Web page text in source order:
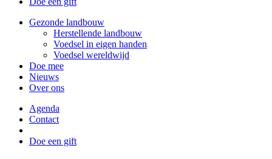
Gezonde landbouw
Herstellende landbouw
Voedsel in eigen handen
Voedsel wereldwijd
Doe mee
Nieuws
Over ons
Agenda
Contact
Doe een gift